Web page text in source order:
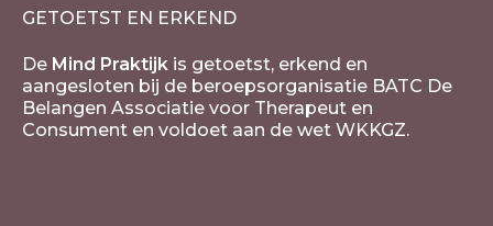
GETOETST EN ERKEND
De Mind Praktijk is getoetst, erkend en
aangesloten bij de beroepsorganisatie BATC De
Belangen Associatie voor Therapeut en
Consument en voldoet aan de wet WKKGZ.